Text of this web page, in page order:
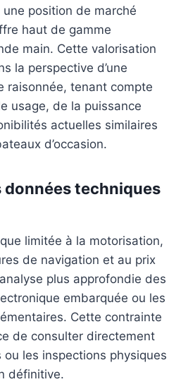
position de marché
haut de gamme
main. Cette valorisation
la perspective d’une
raisonnée, tenant compte
usage, de la puissance
actuelles similaires
d’occasion.
données techniques
limitée à la motorisation,
de navigation et au prix
plus approfondie des
embarquée ou les
Cette contrainte
de consulter directement
les inspections physiques
définitive.